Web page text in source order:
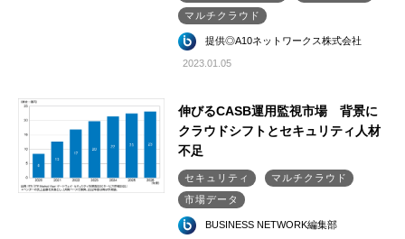
マルチクラウド
提供◎A10ネットワークス株式会社
2023.01.05
伸びるCASB運用監視市場 背景に
クラウドシフトとセキュリティ人材
不足
セキュリティ
マルチクラウド
市場データ
BUSINESS NETWORK編集部